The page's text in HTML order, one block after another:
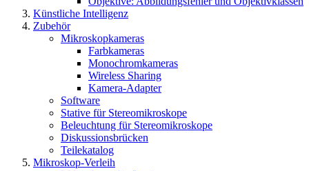
Künstliche Intelligenz
Zubehör
Mikroskopkameras
Farbkameras
Monochromkameras
Wireless Sharing
Kamera-Adapter
Software
Stative für Stereomikroskope
Beleuchtung für Stereomikroskope
Diskussionsbrücken
Teilekatalog
Mikroskop-Verleih